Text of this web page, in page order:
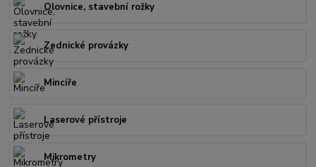
Olovnice, stavební rožky
Zednické provázky
Mincíře
Laserové přístroje
Mikrometry